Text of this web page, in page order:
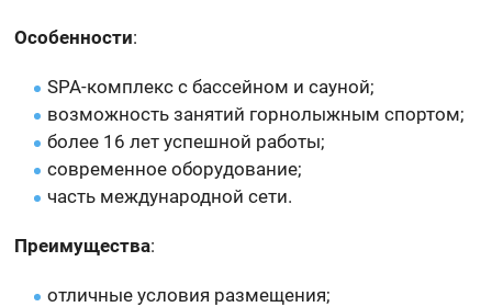
Особенности:
SPA-комплекс с бассейном и сауной;
возможность занятий горнолыжным спортом;
более 16 лет успешной работы;
современное оборудование;
часть международной сети.
Преимущества:
отличные условия размещения;